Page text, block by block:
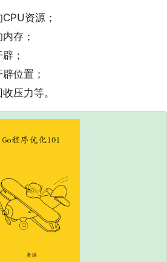
资源；
存；
；
位置；
压力等。